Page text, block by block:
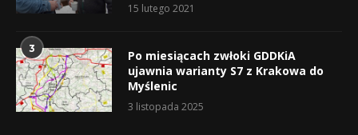
15 lutego 2021
3
Po miesiącach zwłoki GDDKiA
ujawnia warianty S7 z Krakowa do
Myślenic
3 listopada 2025